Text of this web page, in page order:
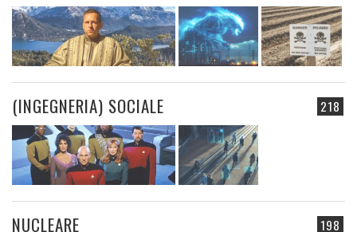
218
(INGEGNERIA) SOCIALE
198
NUCLEARE